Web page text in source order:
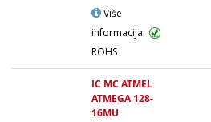
Više
informacija
ROHS
IC MC ATMEL
ATMEGA 128-
16MU